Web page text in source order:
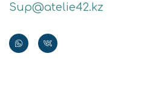
Sup@atelie42.kz